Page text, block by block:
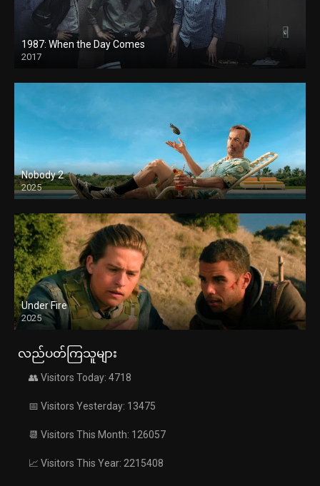
1987: When the Day Comes
2017
Nobody 2
2025
Under Fire
2025
လည်ပတ်ကြသူများ
👥 Visitors Today: 4718
📅 Visitors Yesterday: 13475
📆 Visitors This Month: 126057
📈 Visitors This Year: 2215408